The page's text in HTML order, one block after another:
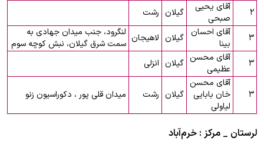
۲
آقای یحیی
صبحی
گیلان رشت
۳
آقای احسان
بینا
گیلان لاهیجان لنگرود، جنب میدان جهادی به
سمت شرق گیلان، نبش کوچه سوم
۳
آقای محسن
عظیمی
گیلان انزلی
۳
آقای محسن
خان بابایی
لیاولی
گیلان رشت میدان قلی پور ، دکوراسیون زنو
لرستان _ مرکز : خرم‌آباد